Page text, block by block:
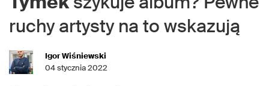
ruchy artysty na to wskazują
Igor Wiśniewski
04 stycznia 2022